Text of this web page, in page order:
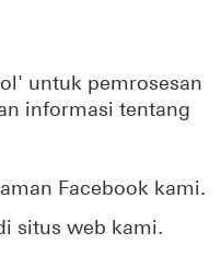
untuk pemrosesan
informasi tentang
Facebook kami.
situs web kami.